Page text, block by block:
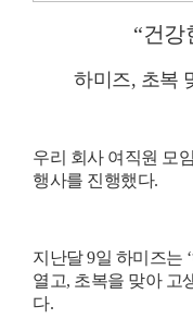
“건강
하미즈, 초복
우리 회사 여직원 모
행사를 진행했다.
지난달9일 하미즈는 ‘
열고, 초복을 맞아 고
다.